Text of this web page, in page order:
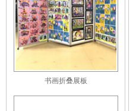
书画折叠展板